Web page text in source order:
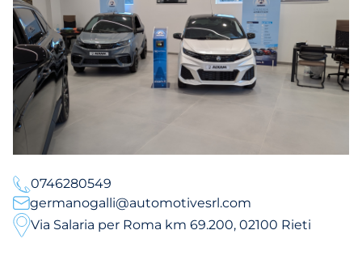
0746280549
germanogalli@automotivesrl.com
Via Salaria per Roma km 69.200, 02100 Rieti